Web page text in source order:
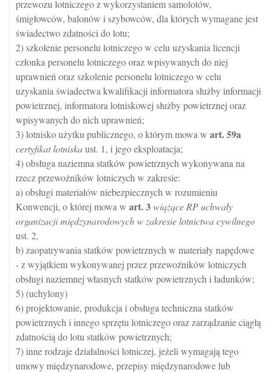
przewozu lotniczego z wykorzystaniem samolotów,
śmigłowców, balonów i szybowców, dla których wymagane jest
świadectwo zdatności do lotu;
2) szkolenie personelu lotniczego w celu uzyskania licencji
członka personelu lotniczego oraz wpisywanych do niej
uprawnień oraz szkolenie personelu lotniczego w celu
uzyskania świadectwa kwalifikacji informatora służby informacji
powietrznej, informatora lotniskowej służby powietrznej oraz
wpisywanych do nich uprawnień;
3) lotnisko użytku publicznego, o którym mowa w art.59a
certyfikat lotniskaust. 1, i jego eksploatacja;
4) obsługa naziemna statków powietrznych wykonywana na
rzecz przewoźników lotniczych w zakresie:
a) obsługi materiałów niebezpiecznych w rozumieniu
Konwencji, o której mowa w art.3wiążące RP uchwały
organizacji międzynarodowych w zakresie lotnictwa cywilnego
ust. 2,
b) zaopatrywania statków powietrznych w materiały napędowe
- z wyjątkiem wykonywanej przez przewoźników lotniczych
obsługi naziemnej własnych statków powietrznych i ładunków;
5) (uchylony)
6) projektowanie, produkcja i obsługa techniczna statków
powietrznych i innego sprzętu lotniczego oraz zarządzanie ciągłą
zdatnością do lotu statków powietrznych;
7) inne rodzaje działalności lotniczej, jeżeli wymagają tego
umowy międzynarodowe, przepisy międzynarodowe lub